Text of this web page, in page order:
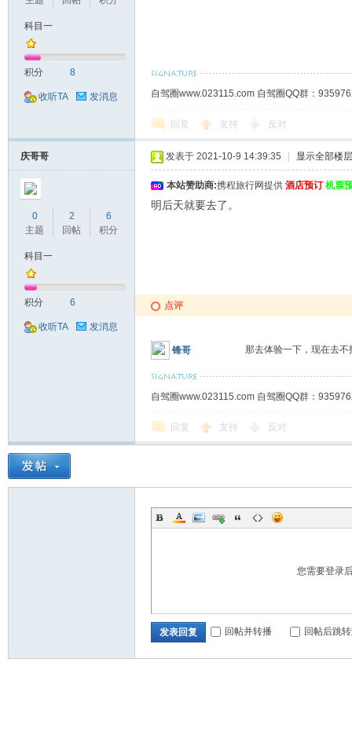
科目一
积分 8
收听TA 发消息 自驾圈www.023115.com 自驾圈QQ群：
回复 支持 反对
庆哥哥
0
主题
2
回帖
6
积分
科目一
积分 6
收听TA 发消息
发表于 2021-10-9 14:39:35 显示全部楼层
本站赞助商:携程旅行网提供 酒店预订 机票
明后天就要去了。
点评
锋哥 那去体验一下，现在去
自驾圈www.023115.com 自驾圈QQ群：
回复 支持 反对
您需要登录
发表回复 回帖并转播 回帖后跳